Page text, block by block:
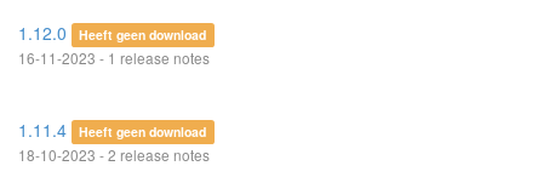
1.12.0 Heeft geen download
16-11-2023 - 1 release notes
1.11.4 Heeft geen download
18-10-2023 - 2 release notes